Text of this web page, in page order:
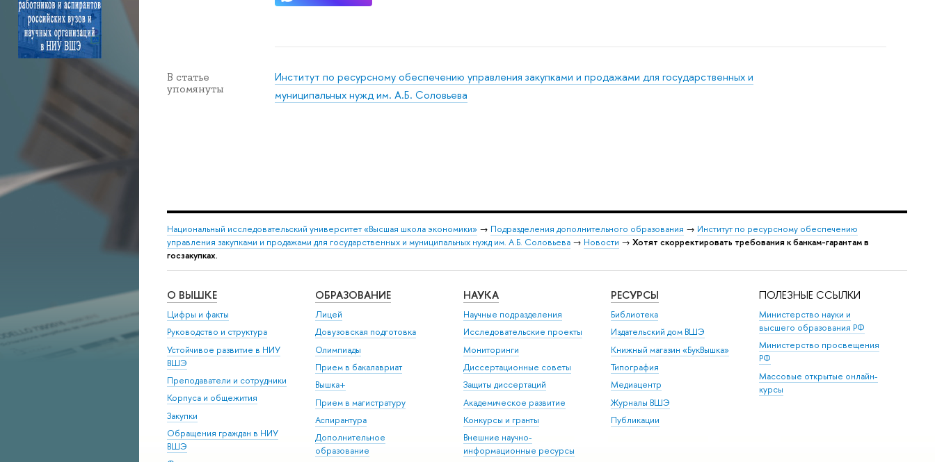
В статье
упомянуты
Институт по ресурсному обеспечению управления закупками и продажами для государственных и
муниципальных нужд им. А.Б. Соловьева
Национальный исследовательский университет «Высшая школа экономики» → Подразделения дополнительного образования → Институт по ресурсному обеспечению
управления закупками и продажами для государственных и муниципальных нужд им. А.Б. Соловьева → Новости → Хотят скорректировать требования к банкам-гарантам в
госзакупках.
О ВЫШКЕ
Цифры и факты
Руководство и структура
Устойчивое развитие в НИУ
ВШЭ
Преподаватели и сотрудники
Корпуса и общежития
Закупки
Обращения граждан в НИУ
ВШЭ
ОБРАЗОВАНИЕ
Лицей
Довузовская подготовка
Олимпиады
Прием в бакалавриат
Вышка+
Прием в магистратуру
Аспирантура
Дополнительное
образование
НАУКА
Научные подразделения
Исследовательские проекты
Мониторинги
Диссертационные советы
Защиты диссертаций
Академическое развитие
Конкурсы и гранты
Внешние научно-
информационные ресурсы
РЕСУРСЫ
Библиотека
Издательский дом ВШЭ
Книжный магазин «БукВышка»
Типография
Медиацентр
Журналы ВШЭ
Публикации
ПОЛЕЗНЫЕ ССЫЛКИ
Министерство науки и
высшего образования РФ
Министерство просвещения
РФ
Массовые открытые онлайн-
курсы